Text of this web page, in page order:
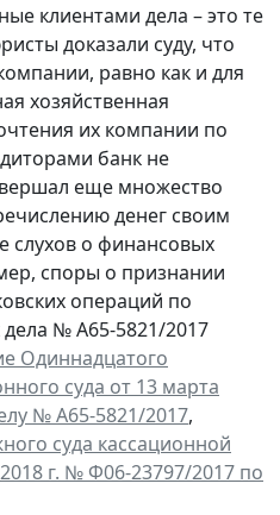
клиентами дела – это те
доказали суду, что
равно как и для
хозяйственная
их компании по
банк не
еще множество
денег своим
слухов о финансовых
споры о признании
операций по
дела № А65-5821/2017
Одиннадцатого
суда от 13 марта
№ А65-5821/2017,
суда кассационной
г. № Ф06-23797/2017 по